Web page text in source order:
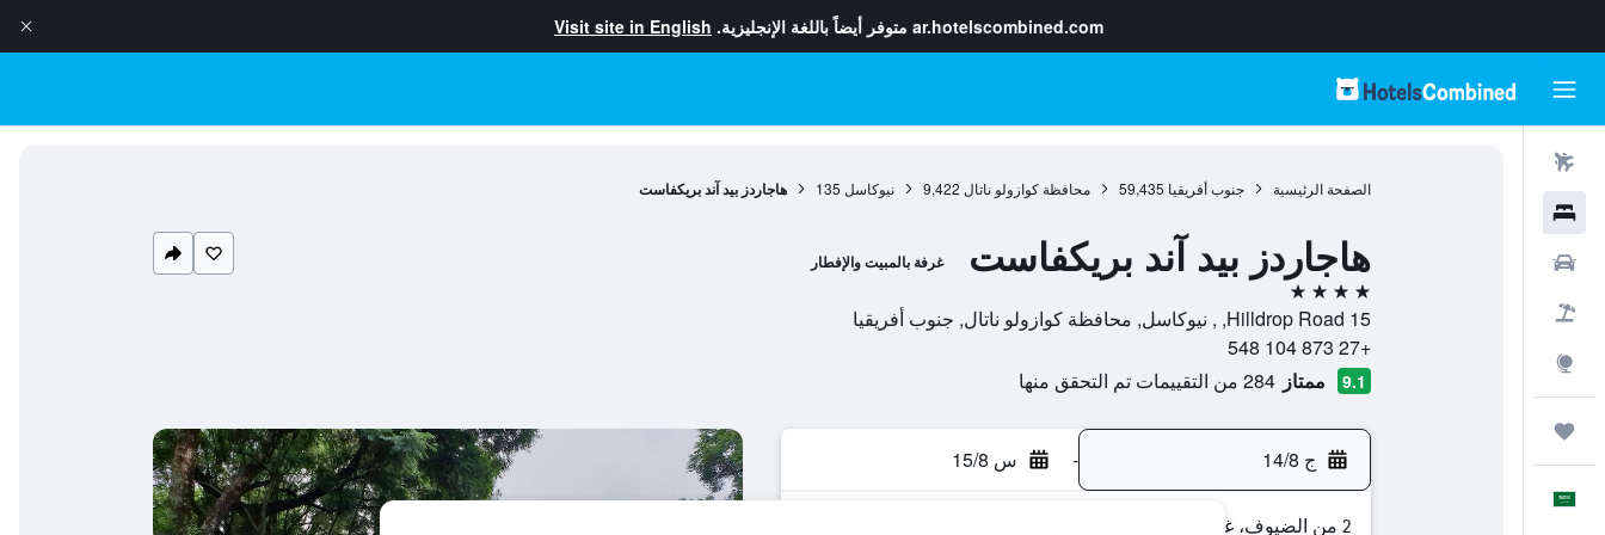
ar.hotelscombined.com متوفر أيضاً باللغة الإنجليزية. Visit site in English
الصفحة الرئيسية جنوب أفريقيا 59,435 محافظة كوازولو ناتال 9,422 نيوكاسل 135 هاجاردز بيد آند بريكفاست
هاجاردز بيد آند بريكفاست غرفة بالمبيت والإفطار
4 نجوم
15 Hilldrop Road, , نيوكاسل, محافظة كوازولو ناتال, جنوب أفريقيا
+27 873 104 548
9.1 ممتاز 284 من التقييمات تم التحقق منها
ج 14/8 - س 15/8
2 من الضيوف، غرفة واحدة